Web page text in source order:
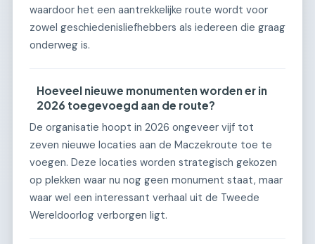
waardoor het een aantrekkelijke route wordt voor
zowel geschiedenisliefhebbers als iedereen die graag
onderweg is.
Hoeveel nieuwe monumenten worden er in
2026 toegevoegd aan de route?
De organisatie hoopt in 2026 ongeveer vijf tot
zeven nieuwe locaties aan de Maczekroute toe te
voegen. Deze locaties worden strategisch gekozen
op plekken waar nu nog geen monument staat, maar
waar wel een interessant verhaal uit de Tweede
Wereldoorlog verborgen ligt.